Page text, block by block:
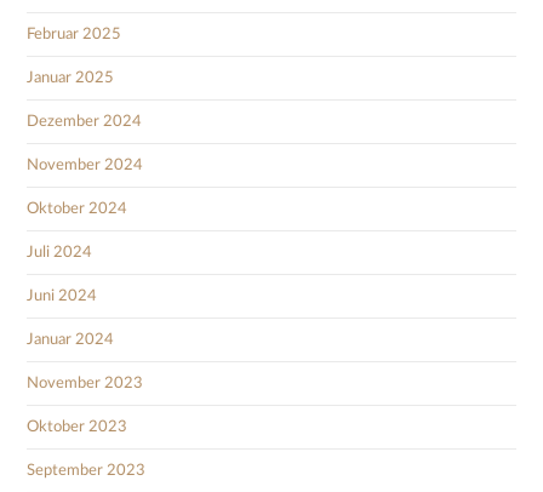
Februar 2025
Januar 2025
Dezember 2024
November 2024
Oktober 2024
Juli 2024
Juni 2024
Januar 2024
November 2023
Oktober 2023
September 2023